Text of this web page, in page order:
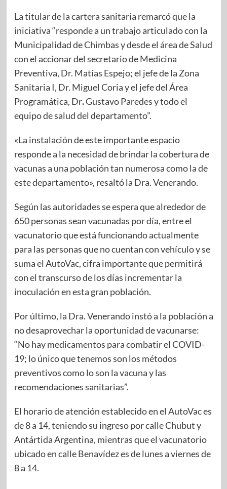
La titular de la cartera sanitaria remarcó que la
iniciativa “responde a un trabajo articulado con la
Municipalidad de Chimbas y desde el área de Salud
con el accionar del secretario de Medicina
Preventiva, Dr. Matías Espejo; el jefe de la Zona
Sanitaria I, Dr. Miguel Coria y el jefe del Área
Programática, Dr.Gustavo Paredes y todo el
equipo de salud del departamento”.
«La instalación de este importante espacio
responde a la necesidad de brindar la cobertura de
vacunas a una población tan numerosa como la de
este departamento», resaltó la Dra. Venerando.
Según las autoridades se espera que alrededor de
650 personas sean vacunadas por día, entre el
vacunatorio que está funcionando actualmente
para las personas que no cuentan con vehículo y se
suma el AutoVac, cifra importante que permitirá
con el transcurso de los días incrementar la
inoculación en esta gran población.
Por último, la Dra. Venerando instó a la población a
no desaprovechar la oportunidad de vacunarse:
“No hay medicamentos para combatir el COVID-
19; lo único que tenemos son los métodos
preventivos como lo son la vacuna y las
recomendaciones sanitarias”.
El horario de atención establecido en el AutoVac es
de 8 a 14, teniendo su ingreso por calle Chubut y
Antártida Argentina, mientras que el vacunatorio
ubicado en calle Benavídez es de lunes a viernes de
8 a 14.